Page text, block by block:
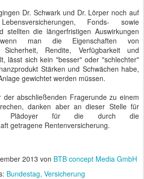
Dr. Schwark und Dr. Lörper noch auf
Fonds- sowie
stellten die längerfristigen Auswirkungen
man die Eigenschaften von
Sicherheit, Rendite, Verfügbarkeit und
lässt sich kein "besser" oder "schlechter"
Stärken und Schwächen habe,
gewichtet werden müssen.
abschließenden Fragerunde zu einem
danken aber an dieser Stelle für
Plädoyer für die durch die
getragene Rentenversicherung.
2013 von BTB concept Media GmbH
Bundestag Versicherung